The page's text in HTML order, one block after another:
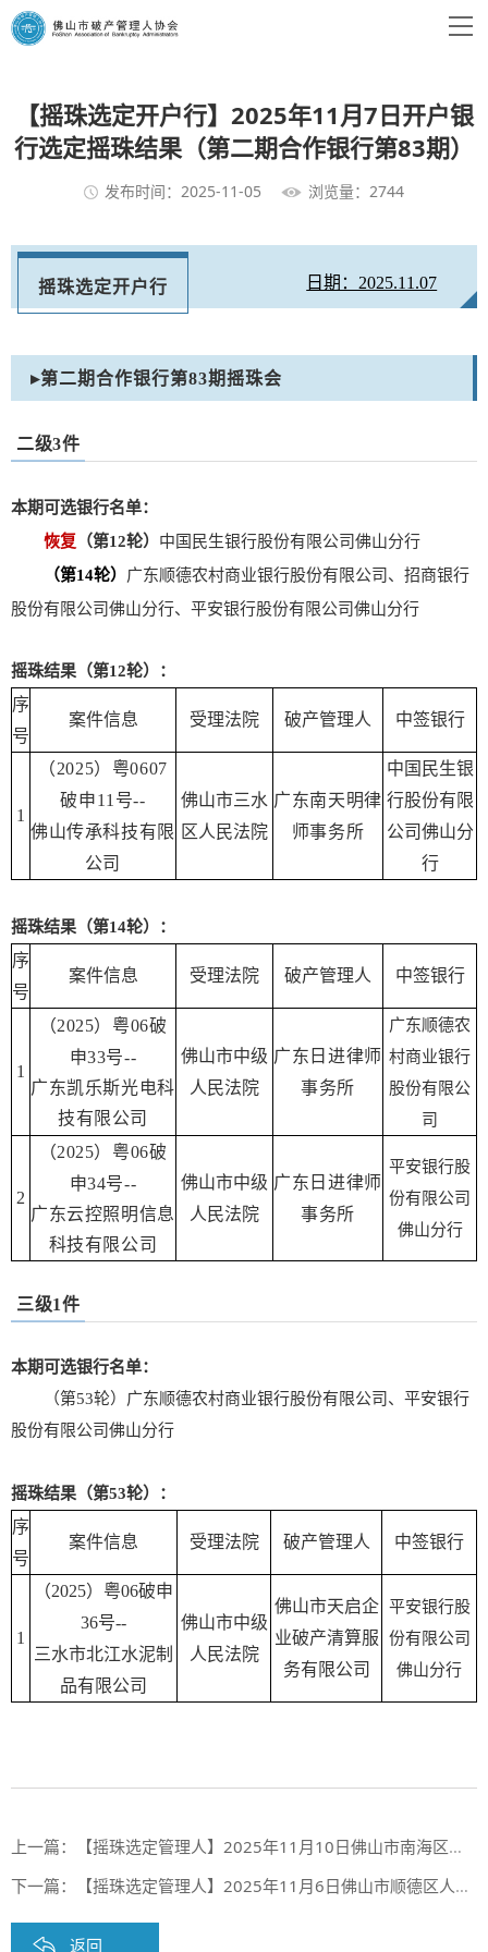
【摇珠选定开户行】2025年11月7日开户银
行选定摇珠结果（第二期合作银行第83期）
发布时间：2025-11-05 浏览量：2744
摇珠选定开户行 日期：2025.11.07
▸第二期合作银行第83期摇珠会
二级3件
本期可选银行名单：
恢复
（第12轮） 中国民生银行股份有限公司佛山分行
（第14轮） 广东顺德农村商业银行股份有限公司、招商银行
股份有限公司佛山分行、平安银行股份有限公司佛山分行
摇珠结果（第12轮）：
序
号
案件信息 受理法院 破产管理人 中签银行
1
（2025）粤0607
破申11号--
佛山传承科技有限
公司
佛山市三水
区人民法院
广东南天明律
师事务所
中国民生银
行股份有限
公司佛山分
行
摇珠结果（第14轮）：
序
号
案件信息 受理法院 破产管理人 中签银行
1
（2025）粤06破
申33号--
广东凯乐斯光电科
技有限公司
佛山市中级
人民法院
广东日进律师
事务所
广东顺德农
村商业银行
股份有限公
司
2
（2025）粤06破
申34号--
广东云控照明信息
科技有限公司
佛山市中级
人民法院
广东日进律师
事务所
平安银行股
份有限公司
佛山分行
三级1件
本期可选银行名单：
（第53轮）广东顺德农村商业银行股份有限公司、平安银行
股份有限公司佛山分行
摇珠结果（第53轮）：
序
号
案件信息 受理法院 破产管理人 中签银行
1
（2025）粤06破申
36号--
三水市北江水泥制
品有限公司
佛山市中级
人民法院
佛山市天启企
业破产清算服
务有限公司
平安银行股
份有限公司
佛山分行
上一篇：
【摇珠选定管理人】2025年11月10日佛山市南海区人民法院摇珠选定管理人结果
下一篇：
【摇珠选定管理人】2025年11月6日佛山市顺德区人民法院摇珠选定管理人结果
返回